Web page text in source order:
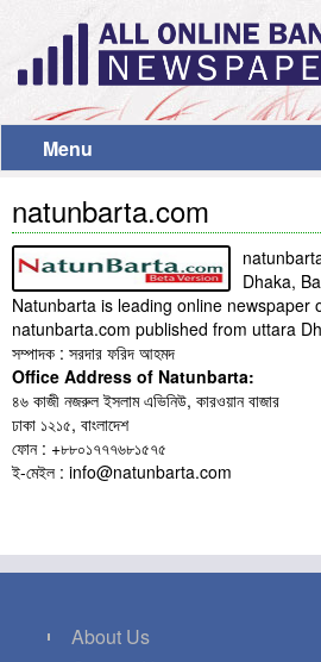
Menu
natunbarta.com
Dhaka,
Natunbarta is leading online newspaper
natunbarta.com published from uttara
সম্পাদক : সরদার ফরিদ আহমদ
Office Address of Natunbarta:
৪৬ কাজী নজরুল ইসলাম এভিনিউ, কারওয়ান বাজার
ঢাকা ১২১৫, বাংলাদেশ
ফোন : +৮৮০১৭৭৭৬৮১৫৭৫
ই-মেইল : info@natunbarta.com
About Us